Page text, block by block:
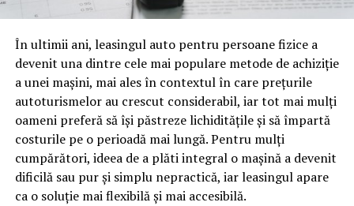
NU RATATI
Perioadă de acalmie în războiul comercial global
oamenii cu adevărat. Dacă transcrierea ajunge pe o
cuvinte tematice, scrise exact în limbajul în care se
caută.
Apoi vine partea de comportament. O pagină pe care
vizitatorii stau zece, cincisprezece minute ca să
urmărească replay-ul trimite un semnal greu de ignorat.
Google nu îți măsoară direct satisfacția, însă timpul
petrecut, scrollul și revenirile spun ceva despre cât de
util e materialul.
În ultimii ani, leasingul auto pentru persoane fizice a
devenit una dintre cele mai populare metode de achiziție
a unei mașini, mai ales în contextul în care prețurile
autoturismelor au crescut considerabil, iar tot mai mulți
oameni preferă să își păstreze lichiditățile și să împartă
costurile pe o perioadă mai lungă. Pentru mulți
cumpărători, ideea de a plăti integral o mașină a devenit
dificilă sau pur și simplu nepractică, iar leasingul apare
ca o soluție mai flexibilă și mai accesibilă.